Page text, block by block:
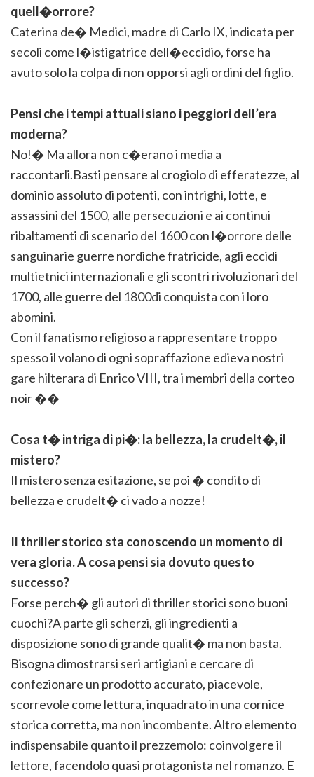
quell�orrore?
Caterina de� Medici, madre di Carlo IX, indicata per
secoli come l�istigatrice dell�eccidio, forse ha
avuto solo la colpa di non opporsi agli ordini del figlio.
Pensi che i tempi attuali siano i peggiori dell’era
moderna?
No!� Ma allora non c�erano i media a
raccontarli.Basti pensare al crogiolo di efferatezze, al
dominio assoluto di potenti, con intrighi, lotte, e
assassini del 1500, alle persecuzioni e ai continui
ribaltamenti di scenario del 1600 con l�orrore delle
sanguinarie guerre nordiche fratricide, agli eccidi
multietnici internazionali e gli scontri rivoluzionari del
1700, alle guerre del 1800di conquista con i loro
abomini.
Con il fanatismo religioso a rappresentare troppo
spesso il volano di ogni sopraffazione edieva nostri
gare hilterara di Enrico VIII, tra i membri della corteo
noir ��
Cosa t� intriga di pi�: la bellezza, la crudelt�, il
mistero?
Il mistero senza esitazione, se poi � condito di
bellezza e crudelt� ci vado a nozze!
Il thriller storico sta conoscendo un momento di
vera gloria. A cosa pensi sia dovuto questo
successo?
Forse perch� gli autori di thriller storici sono buoni
cuochi?A parte gli scherzi, gli ingredienti a
disposizione sono di grande qualit� ma non basta.
Bisogna dimostrarsi seri artigiani e cercare di
confezionare un prodotto accurato, piacevole,
scorrevole come lettura, inquadrato in una cornice
storica corretta, ma non incombente. Altro elemento
indispensabile quanto il prezzemolo: coinvolgere il
lettore, facendolo quasi protagonista nel romanzo. E